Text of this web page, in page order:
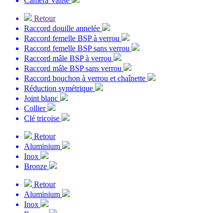
Retour
Raccord douille annelée
Raccord femelle BSP à verrou
Raccord femelle BSP sans verrou
Raccord mâle BSP à verrou
Raccord mâle BSP sans verrou
Raccord bouchon à verrou et chaînette
Réduction symétrique
Joint blanc
Collier
Clé tricoise
Retour
Aluminium
Inox
Bronze
Retour
Aluminium
Inox